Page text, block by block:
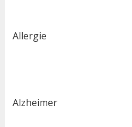
Allergie
Alzheimer